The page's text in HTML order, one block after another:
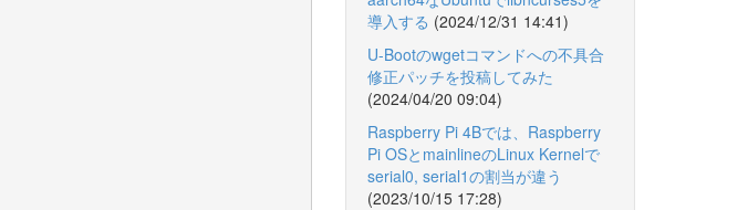
導入する (2024/12/31 14:41)
U-Bootのwgetコマンドへの不具合
修正パッチを投稿してみた
(2024/04/20 09:04)
Raspberry Pi 4Bでは、Raspberry
Pi OSとmainlineのLinux Kernelで
serial0, serial1の割当が違う
(2023/10/15 17:28)